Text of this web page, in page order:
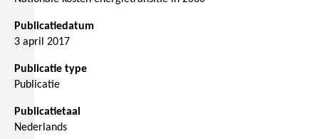
Publicatiedatum
3 april 2017
Publicatie type
Publicatie
Publicatietaal
Nederlands